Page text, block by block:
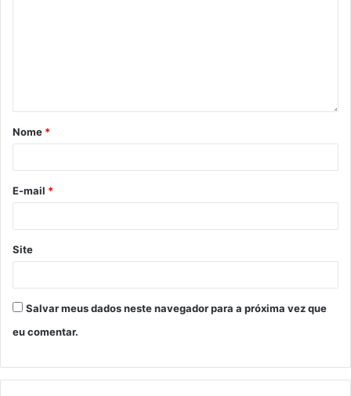
Nome *
E-mail *
Site
Salvar meus dados neste navegador para a próxima vez que
eu comentar.